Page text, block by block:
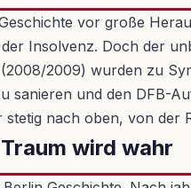
vor große
Insolvenz. Doch der
2009) wurden zu
sanieren und den
nach oben, von der
wird wahr